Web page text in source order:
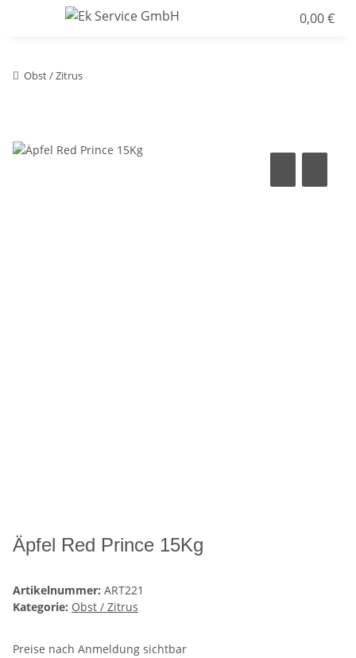
0,00 €
Obst / Zitrus
Äpfel Red Prince 15Kg
Artikelnummer: ART221
Kategorie: Obst / Zitrus
Preise nach Anmeldung sichtbar